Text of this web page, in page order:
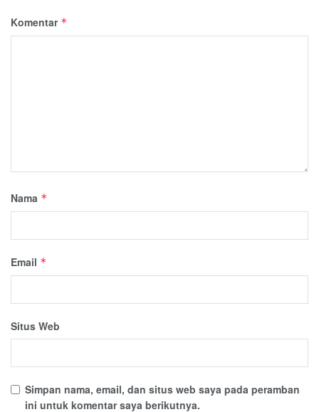
Komentar *
Nama *
Email *
Situs Web
Simpan nama, email, dan situs web saya pada peramban
ini untuk komentar saya berikutnya.